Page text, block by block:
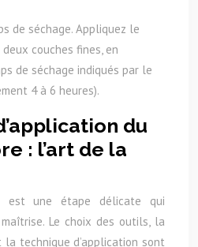
de séchage. Appliquez le
couches fines, en
de séchage indiqués par le
4 à 6 heures).
du
: l’art de la
est une étape délicate qui
Le choix des outils, la
technique d’application sont